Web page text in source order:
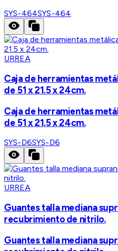
SYS-464SYS-464
URREA
Caja de herramientas
de 51 x 21.5 x 24cm.
Caja de herramientas
de 51 x 21.5 x 24cm.
SYS-D6SYS-D6
URREA
Guantes talla mediana
recubrimiento de nitrilo.
Guantes talla mediana